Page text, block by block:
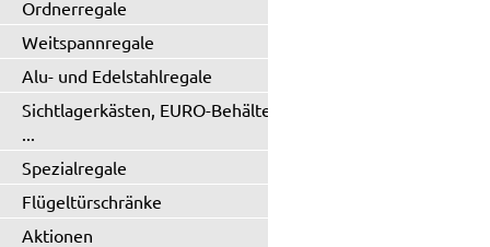
Ordnerregale
Weitspannregale
Alu- und Edelstahlregale
Sichtlagerkästen, EURO-Behälter
...
Spezialregale
Flügeltürschränke
Aktionen